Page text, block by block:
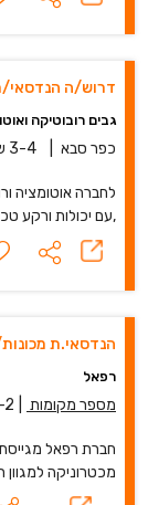
דרוש/ה הנדסאי/
גבים רובוטיקה
כפר סבא 3-4 שנים
לחברה אוטומציה
,עם יכולות ורקע
הנדסאי.ת
רפאל
מספר מקומות 1-2
חברת רפאל
מכטרוניקה